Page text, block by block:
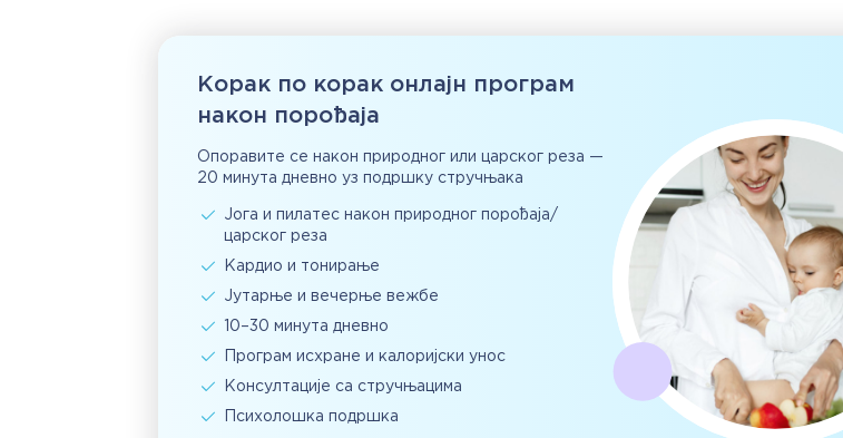
Корак по корак онлајн програм
након порођаја
Опоравите се након природног или царског реза —
20 минута дневно уз подршку стручњака
Јога и пилатес након природног порођаја/
царског реза
Кардио и тонирање
Јутарње и вечерње вежбе
10–30 минута дневно
Програм исхране и калоријски унос
Консултације са стручњацима
Психолошка подршка